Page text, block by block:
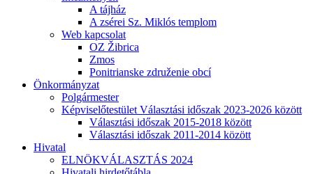
A tájház
A zsérei Sz. Miklós templom
Web kapcsolat
OZ Žibrica
Zmos
Ponitrianske združenie obcí
Önkormányzat
Polgármester
Képviselőtestület Választási időszak 2023-2026 között
Választási időszak 2015-2018 között
Választási időszak 2011-2014 között
Hivatal
ELNÖKVÁLASZTÁS 2024